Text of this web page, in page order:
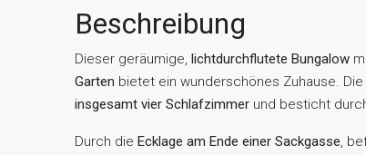
Beschreibung
Dieser geräumige, lichtdurchflutete Bungalow
Garten bietet ein wunderschönes Zuhause.
insgesamt vier Schlafzimmer und besticht
Durch die Ecklage am Ende einer Sackgasse ,